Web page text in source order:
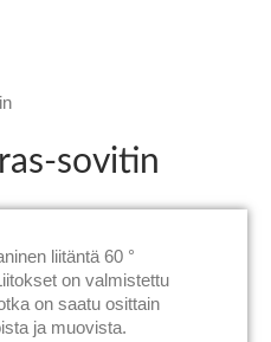
sovitin
liitäntä 60 °
on valmistettu
on saatu osittain
ja muovista.